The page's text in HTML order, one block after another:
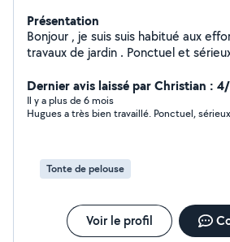
Présentation
Bonjour , je suis suis habitué aux
travaux de jardin . Ponctuel et
Dernier avis laissé par Christian :
Il y a plus de 6 mois
Hugues a très bien travaillé. Ponctuel,
Tonte de pelouse
Voir le profil